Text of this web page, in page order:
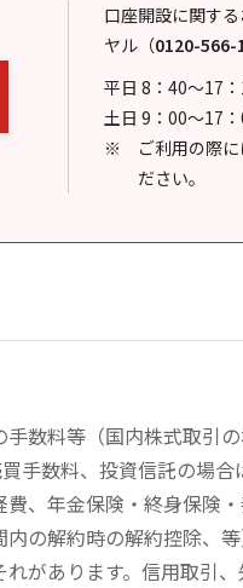
口座開設に関す
ヤル （0120-566-
平日 8：40～17
土日 9：00～17：
ご利用の際
ださい。
数料等（国内株式取引
手数料、投資信託の場
、年金保険・終身保険
の解約時の解約控除、
があります。信用取引